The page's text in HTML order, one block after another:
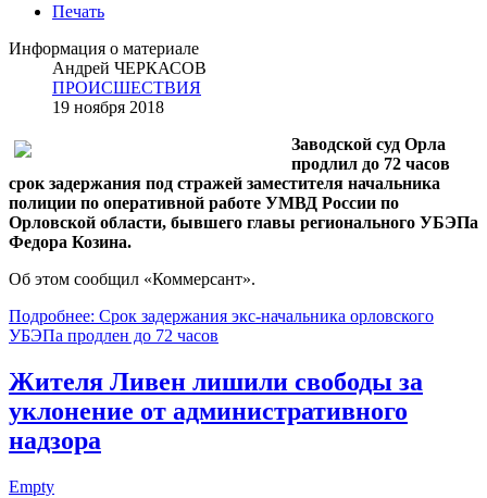
Печать
Информация о материале
Андрей ЧЕРКАСОВ
ПРОИСШЕСТВИЯ
19 ноября 2018
Заводской суд Орла
продлил до 72 часов
срок задержания под стражей заместителя начальника
полиции по оперативной работе УМВД России по
Орловской области, бывшего главы регионального УБЭПа
Федора Козина.
Об этом сообщил «Коммерсант».
Подробнее: Срок задержания экс-начальника орловского
УБЭПа продлен до 72 часов
Жителя Ливен лишили свободы за
уклонение от административного
надзора
Empty